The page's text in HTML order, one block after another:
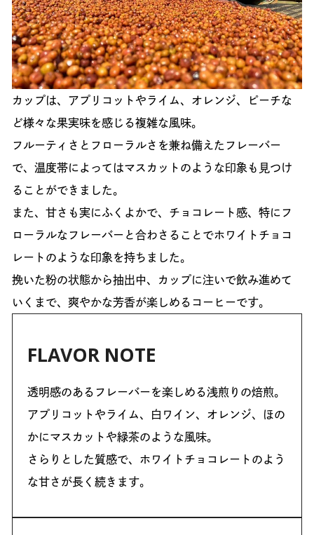
カップは、アプリコットやライム、オレンジ、ピーチな
ど様々な果実味を感じる複雑な風味。
フルーティさとフローラルさを兼ね備えたフレーバー
で、温度帯によってはマスカットのような印象も見つけ
ることができました。
また、甘さも実にふくよかで、チョコレート感、特にフ
ローラルなフレーバーと合わさることでホワイトチョコ
レートのような印象を持ちました。
挽いた粉の状態から抽出中、カップに注いで飲み進めて
いくまで、爽やかな芳香が楽しめるコーヒーです。
FLAVOR NOTE
透明感のあるフレーバーを楽しめる浅煎りの焙煎。
アプリコットやライム、白ワイン、オレンジ、ほの
かにマスカットや緑茶のような風味。
さらりとした質感で、ホワイトチョコレートのよう
な甘さが長く続きます。